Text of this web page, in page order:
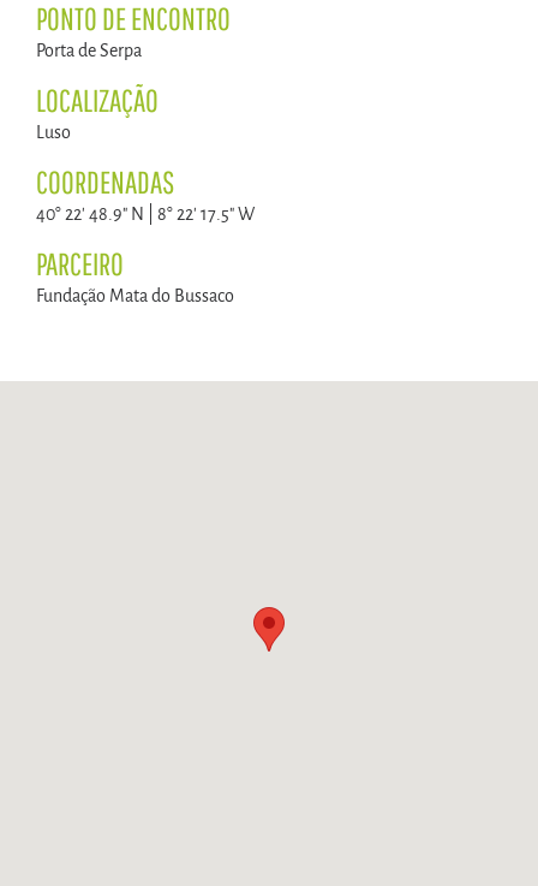
PONTO DE ENCONTRO
Porta de Serpa
LOCALIZAÇÃO
Luso
COORDENADAS
40° 22' 48.9" N | 8° 22' 17.5" W
PARCEIRO
Fundação Mata do Bussaco